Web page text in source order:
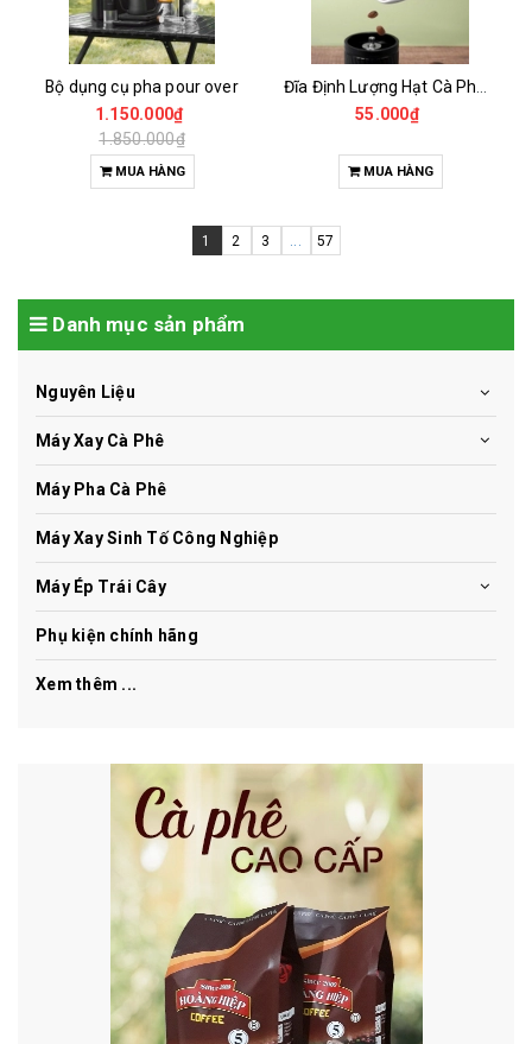
Bộ dụng cụ pha pour over
1.150.000₫
1.850.000₫
MUA HÀNG
55.000₫
MUA HÀNG
1 2 3 ... 57
Danh mục sản phẩm
Nguyên Liệu
Máy Xay Cà Phê
Máy Pha Cà Phê
Máy Xay Sinh Tố Công Nghiệp
Máy Ép Trái Cây
Phụ kiện chính hãng
Xem thêm ...